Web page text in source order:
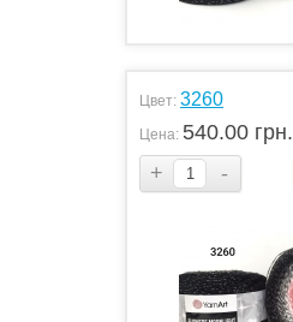
Цвет: 3260
Цена: 540.00 грн.
+
-